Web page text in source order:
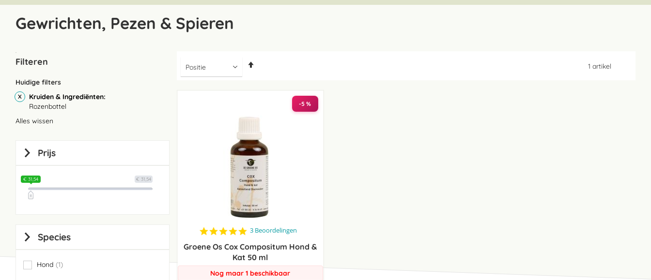
Gewrichten, Pezen & Spieren
1 artikel
-5 %
5.0
rating
3 Beoordelingen
Groene Os Cox Compositum Hond &
Kat 50 ml
Nog maar 1 beschikbaar
Filteren
Huidige filters
Kruiden & Ingrediënten
Rozenbottel
Alles wissen
Prijs
€ 31,54
€ 31,54
Species
Hond 1
item